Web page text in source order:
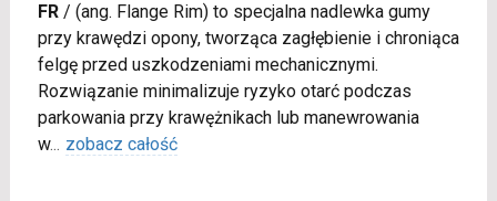
FR/ (ang. Flange Rim) to specjalna nadlewka gumy
przy krawędzi opony, tworząca zagłębienie i chroniąca
felgę przed uszkodzeniami mechanicznymi.
Rozwiązanie minimalizuje ryzyko otarć podczas
parkowania przy krawężnikach lub manewrowania
w... zobacz całość